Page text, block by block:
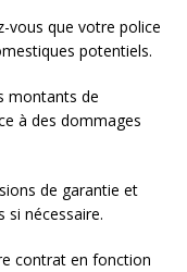
vous que votre police
potentiels.
montants de
à des dommages
de garantie et
si nécessaire.
contrat en fonction